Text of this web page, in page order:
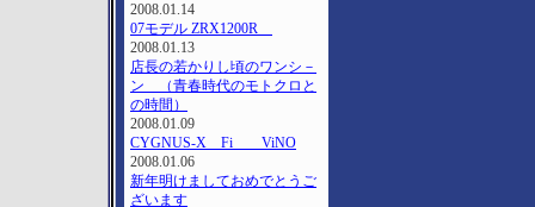
2008.01.14
07モデル ZRX1200R
2008.01.13
店長の若かりし頃のワンシ－
ン （青春時代のモトクロと
の時間）
2008.01.09
CYGNUS-X Fi ViNO
2008.01.06
新年明けましておめでとうご
ざいます